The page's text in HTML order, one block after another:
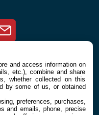
Newsletter
and access information on
etc.), combine and share
whether collected on this
by some of us, or obtained
preferences, purchases,
and emails, phone, precise